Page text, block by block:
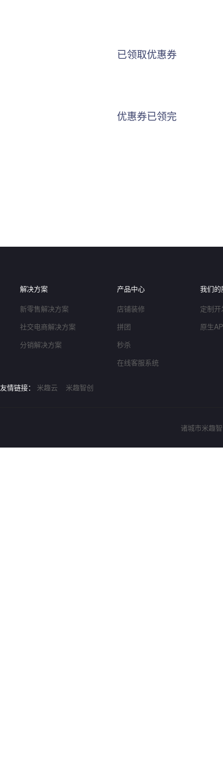
已领取优惠券
优惠券已领完
解决方案
新零售解决方案
社交电商解决方案
分销解决方案
产品中心
店铺装修
拼团
秒杀
在线客服系统
我们的
定制
原生
友情链接： 米趣云 米趣智创
诸城市米趣